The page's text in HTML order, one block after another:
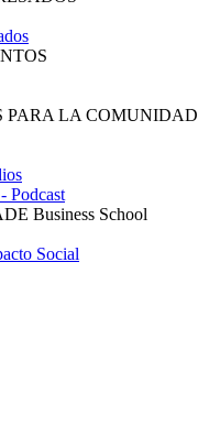
PARA LA COMUNIDAD
Podcast
Business School
Social